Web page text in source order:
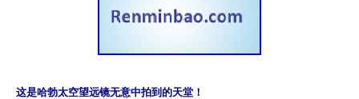
这是哈勃太空望远镜无意中拍到的天堂！